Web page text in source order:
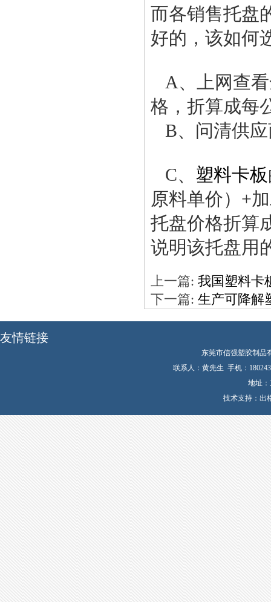
而各销售托盘
好的，该如何
A、上网查看
格，折算成每
B、问清供应
C、 塑料卡板
原料单价）+
托盘价格折算
说明该托盘用
上一篇: 我国塑料卡
下一篇: 生产可降解
友情链接
东莞市信强塑胶制品
联系人：黄先生 手机：
地址
技术支持： 出